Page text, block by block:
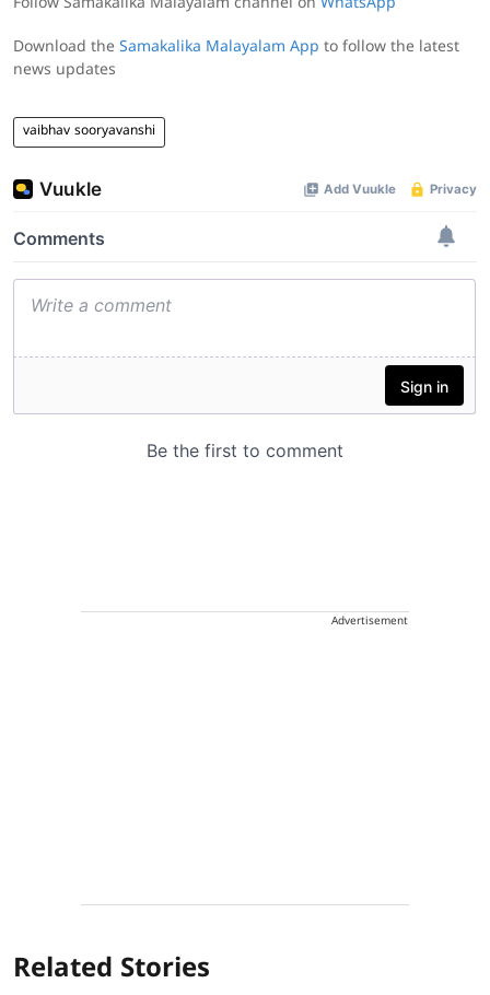
Follow Samakalika Malayalam channel on WhatsApp
Download the Samakalika Malayalam App to follow the latest
news updates
vaibhav sooryavanshi
Advertisement
Related Stories